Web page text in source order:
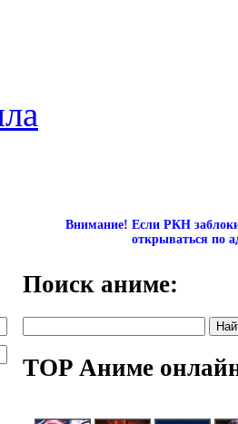
Внимание! Если РКН
открываться по
Поиск аниме:
TOP Аниме